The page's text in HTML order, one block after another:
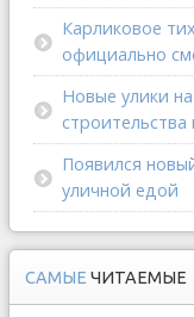
Карликовое
официально
Новые улики
Появился
уличной едой
САМЫЕ ЧИТАЕМЫЕ